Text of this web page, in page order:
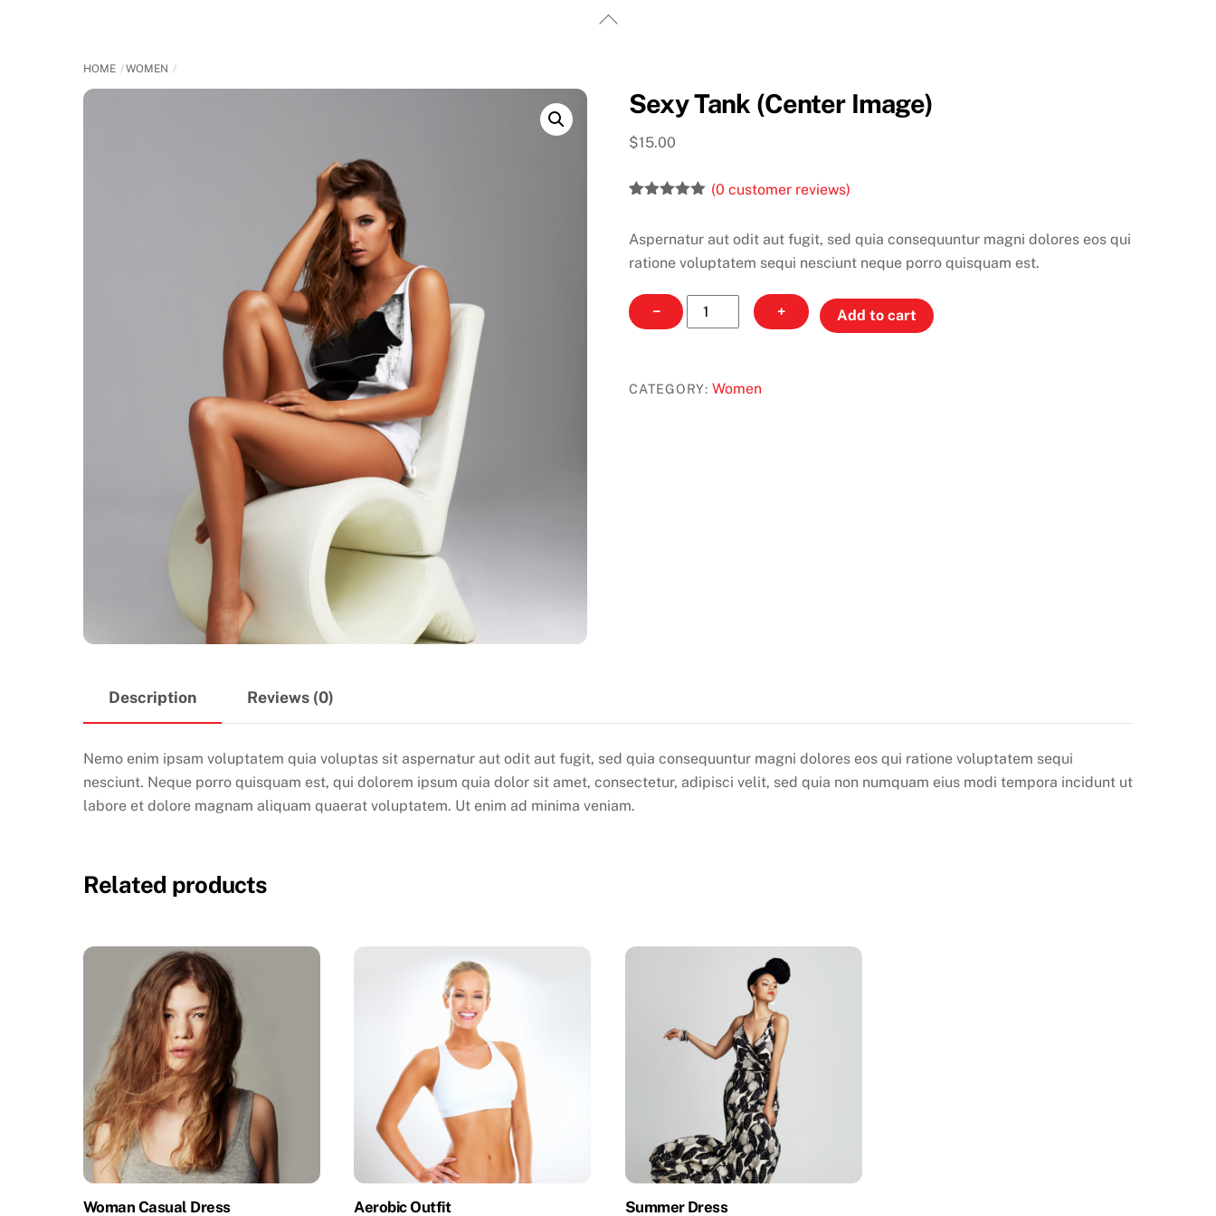
HOME WOMEN
Sexy Tank (Center Image)
$15.00
based on
ratings
(0 customer reviews)
Aspernatur aut odit aut fugit, sed quia consequuntur magni dolores eos qui
ratione voluptatem sequi nesciunt neque porro quisquam est.
−
Sexy
Tank
quantity
+ Add to cart
CATEGORY:Women
Description Reviews (0)
Nemo enim ipsam voluptatem quia voluptas sit aspernatur aut odit aut fugit, sed quia consequuntur magni dolores eos qui ratione voluptatem sequi
nesciunt. Neque porro quisquam est, qui dolorem ipsum quia dolor sit amet, consectetur, adipisci velit, sed quia non numquam eius modi tempora incidunt ut
labore et dolore magnam aliquam quaerat voluptatem. Ut enim ad minima veniam.
Related products
Woman Casual Dress Aerobic Outfit Summer Dress
Back